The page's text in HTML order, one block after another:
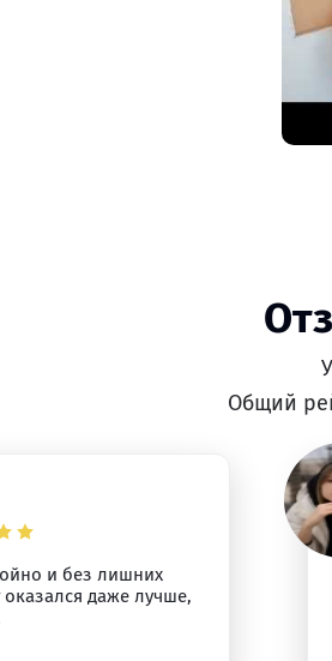
Общий
и без лишних
даже лучше,